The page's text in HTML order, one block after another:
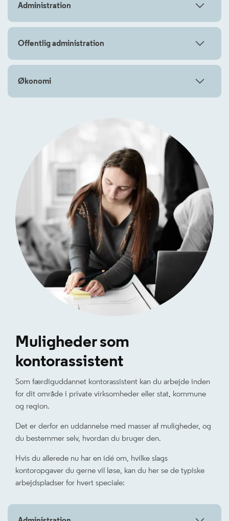
Administration
Offentlig administration
Økonomi
Muligheder som
kontorassistent
Som færdiguddannet kontorassistent kan du arbejde inden
for dit område i private virksomheder eller stat, kommune
og region.
Det er derfor en uddannelse med masser af muligheder, og
du bestemmer selv, hvordan du bruger den.
Hvis du allerede nu har en idé om, hvilke slags
kontoropgaver du gerne vil løse, kan du her se de typiske
arbejdspladser for hvert speciale: